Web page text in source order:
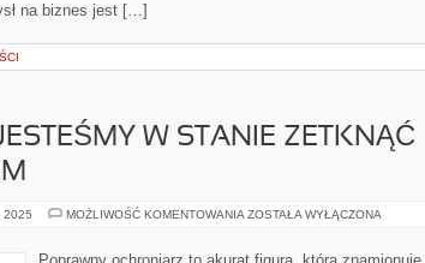
na biznes jest […]
W STANIE ZETKNĄĆ
2025 MOŻLIWOŚĆ KOMENTOWANIA KAŻDEGO
W
ZOSTAŁA WYŁĄCZONA